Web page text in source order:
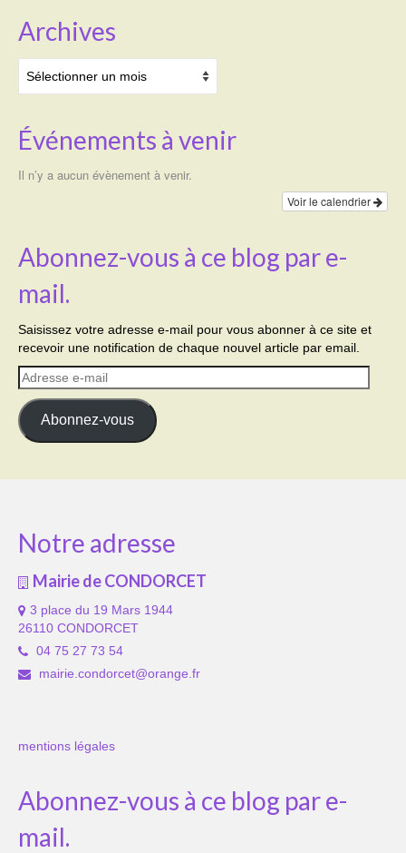
Archives
Événements à venir
Il n’y a aucun évènement à venir.
Voir le calendrier
Abonnez-vous à ce blog par e-
mail.
Saisissez votre adresse e-mail pour vous abonner à ce site et
recevoir une notification de chaque nouvel article par email.
Adresse
e-
mail
Abonnez-vous
Notre adresse
Mairie de CONDORCET
3 place du 19 Mars 1944
26110 CONDORCET
04 75 27 73 54
mairie.condorcet@orange.fr
mentions légales
Abonnez-vous à ce blog par e-
mail.